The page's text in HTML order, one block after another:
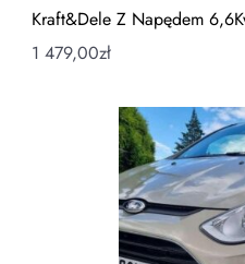
Kraft&Dele Z Napędem
1 479,00zł